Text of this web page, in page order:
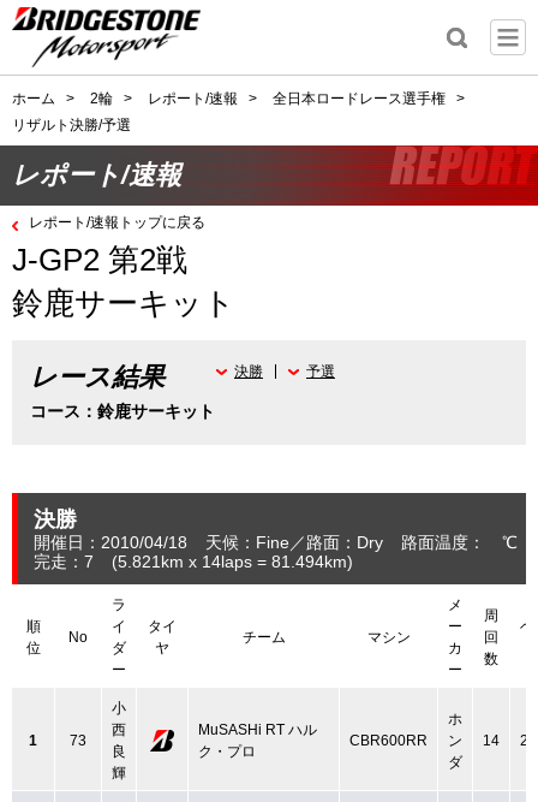
ホーム > 2輪 > レポート/速報 > 全日本ロードレース選手権
>
リザルト決勝/予選
レポート/速報
レポート/速報トップに戻る
J-GP2 第2戦
鈴鹿サーキット
レース結果
コース：鈴鹿サーキット
決勝 予選
決勝
開催日：2010/04/18 天候：Fine 路面：Dry
路面温度： ℃
完走：7
(5.821 km x 14laps = 81.494km)
順
位
No
ラ
イ
ダ
ー
タイ
ヤ
チーム マシン
メ
ー
カ
ー
周
回
数
ベ
1 73
小
西
良
輝
MuSASHi RT ハル
ク・プロ
CBR600RR
ホ
ン
ダ
14